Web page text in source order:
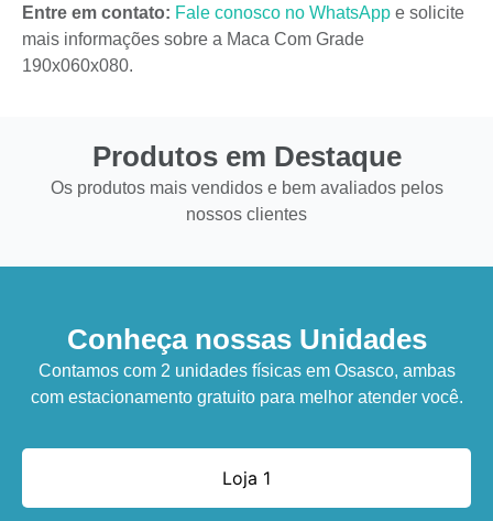
Entre em contato: Fale conosco no WhatsApp e solicite
mais informações sobre a Maca Com Grade
190x060x080.
Produtos em Destaque
Os produtos mais vendidos e bem avaliados pelos
nossos clientes
Conheça nossas Unidades
Contamos com 2 unidades físicas em Osasco, ambas
com estacionamento gratuito para melhor atender você.
Loja 1